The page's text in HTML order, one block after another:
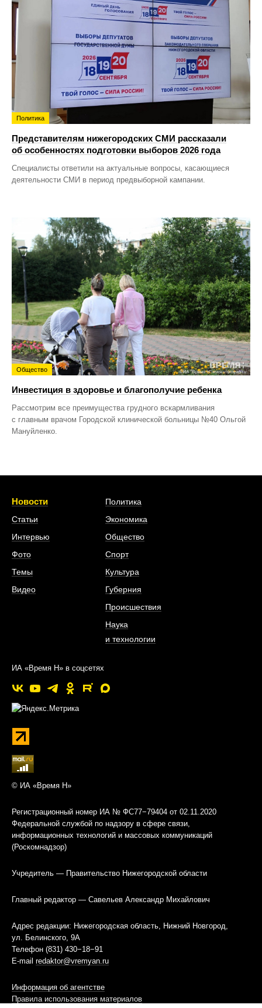
Политика
Представителям нижегородских СМИ рассказали
об особенностях подготовки выборов 2026 года
Специалисты ответили на актуальные вопросы, касающиеся
деятельности СМИ в период предвыборной кампании.
Общество
Инвестиция в здоровье и благополучие ребенка
Рассмотрим все преимущества грудного вскармливания
с главным врачом Городской клинической больницы №40 Ольгой
Мануйленко.
Новости
Статьи
Интервью
Фото
Темы
Видео
Политика
Экономика
Общество
Спорт
Культура
Губерния
Происшествия
Наука
и технологии
ИА «Время Н» в соцсетях
© ИА «Время Н»
Регистрационный номер ИА № ФС77−79404 от 02.11.2020
Федеральной службой по надзору в сфере связи,
информационных технологий и массовых коммуникаций
(Роскомнадзор)
Учредитель — Правительство Нижегородской области
Главный редактор — Савельев Александр Михайлович
Адрес редакции: Нижегородская область, Нижний Новгород,
ул. Белинского, 9А
Телефон (831) 430−18−91
E-mail redaktor@vremyan.ru
Информация об агентстве
Правила использования материалов